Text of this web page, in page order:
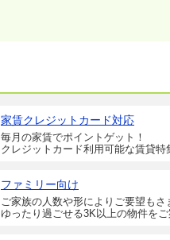
家賃クレジットカード対応
毎月の家賃でポイントゲット！
クレジットカード利用可能な賃貸特
ファミリー向け
ご家族の人数や形によりご要望もさ
ゆったり過ごせる3K以上の物件をご